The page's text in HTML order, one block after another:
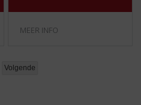
MEER INFO
Volgende